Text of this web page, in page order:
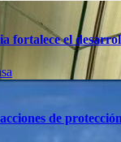
fortalece el
de